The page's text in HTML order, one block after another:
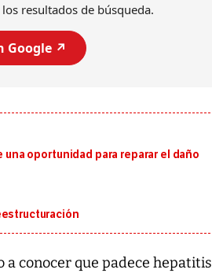
resultados de búsqueda.
Google ↗️
oportunidad para reparar el daño
a conocer que padece hepatitis
al sur de Japón, provocando una